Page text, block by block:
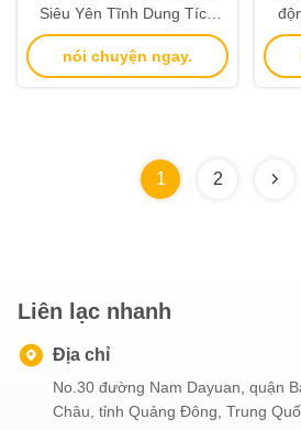
Siêu Yên Tĩnh Dung Tích
180ML
nói chuyện ngay.
1 2
Liên lạc nhanh
Địa chỉ
No.30 đường Nam Dayuan, quận
Châu, tỉnh Quảng Đông, Trung